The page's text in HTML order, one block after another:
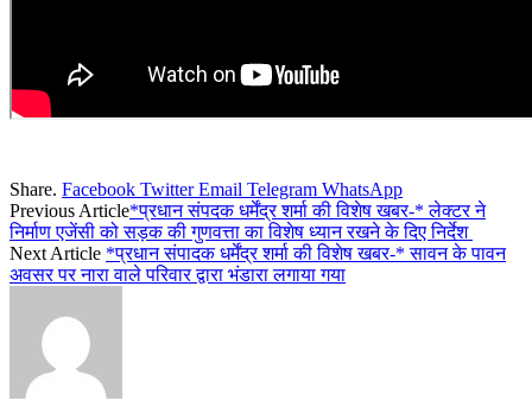
Share. Facebook Twitter Email Telegram WhatsApp
Previous Article*प्रधान संपदक धर्मेंद्र शर्मा की विशेष खबर-* लेक्टर ने
निर्माण एजेंसी को सड़क की गुणवत्ता का विशेष ध्यान रखने के दिए निर्देश
Next Article *प्रधान संपादक धर्मेंद्र शर्मा की विशेष खबर-* सावन के पावन
अवसर पर नारा वाले परिवार द्वारा भंडारा लगाया गया